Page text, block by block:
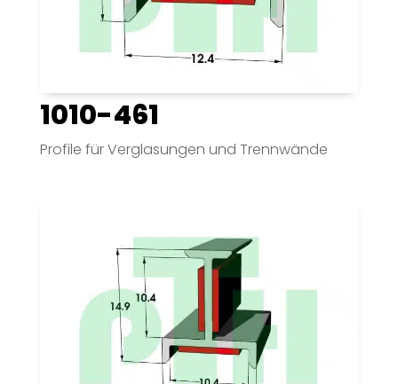
1010-461
Profile für Verglasungen und Trennwände